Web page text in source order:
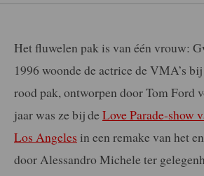
Het fluwelen pak is van één vrouw:
1996 woonde de actrice de VMA’s
rood pak, ontworpen door Tom Ford
jaar was ze bij de Love Parade-show
Los Angeles in een remake van het
door Alessandro Michele ter